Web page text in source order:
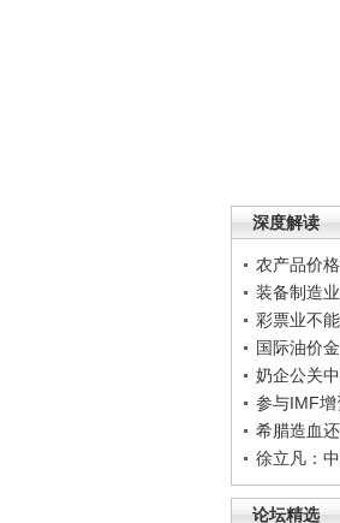
深度解读
农产品价
装备制造
彩票业不
国际油价
奶企公关
参与IMF增
希腊造血
徐立凡：
论坛精选